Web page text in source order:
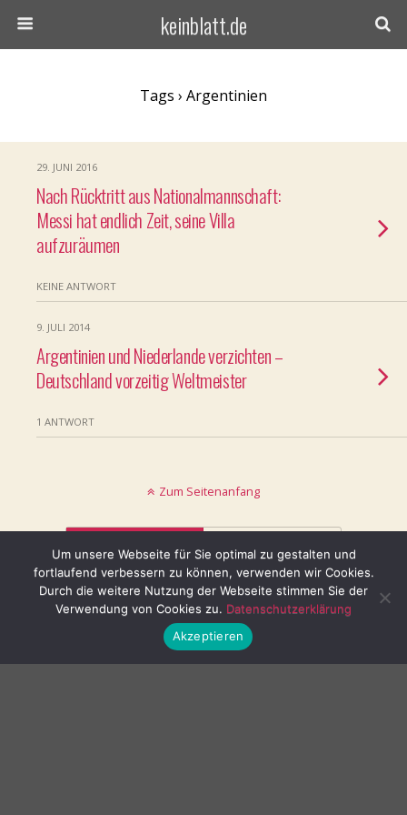
keinblatt.de
Tags › Argentinien
29. JUNI 2016
Nach Rücktritt aus Nationalmannschaft:
Messi hat endlich Zeit, seine Villa
aufzuräumen
KEINE ANTWORT
9. JULI 2014
Argentinien und Niederlande verzichten –
Deutschland vorzeitig Weltmeister
1 ANTWORT
Zum Seitenanfang
Mobil Desktop
© keinblatt.de
Um unsere Webseite für Sie optimal zu gestalten und
fortlaufend verbessern zu können, verwenden wir Cookies.
Durch die weitere Nutzung der Webseite stimmen Sie der
Verwendung von Cookies zu. Datenschutzerklärung
Akzeptieren